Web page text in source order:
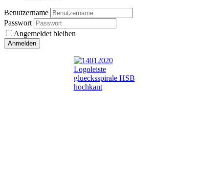
Benutzername
Passwort
Angemeldet bleiben